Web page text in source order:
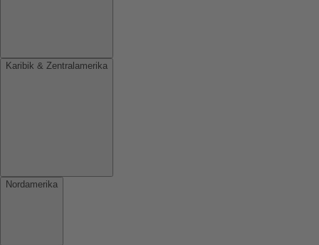
Karibik & Zentralamerika
Nordamerika